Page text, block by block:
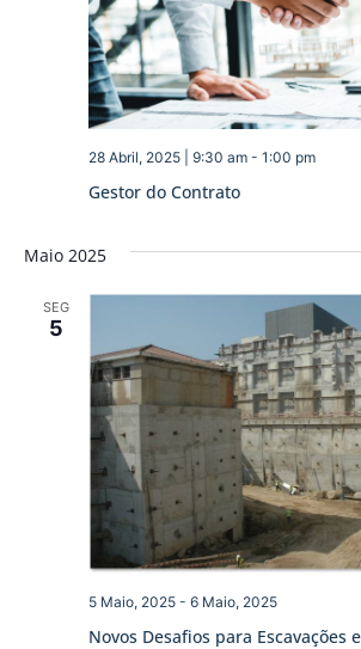
Gestor do Contrato
28 Abril, 2025 | 9:30 am- 1:00 pm
Maio 2025
SEG
5
Novos Desafios para Escavações
5 Maio, 2025- 6 Maio, 2025